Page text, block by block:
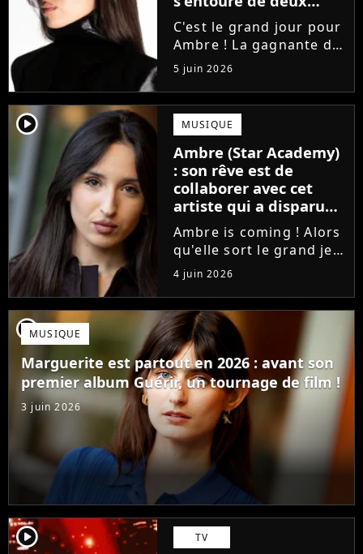
proches de Slimane
C'est le grand jour pour
Ambre ! La gagnante de
la Star Academy fait ses
premiers pas dans
l'industrie en publiant
J'me demande, un
premier single que la
chanteuse a
confectionné avec...
5 juin 2026
player2 MUSIQUE
Ambre (Star Academy)
: son rêve est de
collaborer avec cet
artiste qui a disparu
des radars, "c'est un
génie"
Ambre is coming ! Alors
qu'elle sort le grand jeu
cette semaine en
publiant son premier
single J'me demande, la
gagnante de la Star
Academy affiche
clairement ses
ambitions. Son rêve...
4 juin 2026
player2MUSIQUE
Marguerite est partout en 2026 : avant son
premier album Guérir, un tournage de film !
3 juin 2026
player2 TV